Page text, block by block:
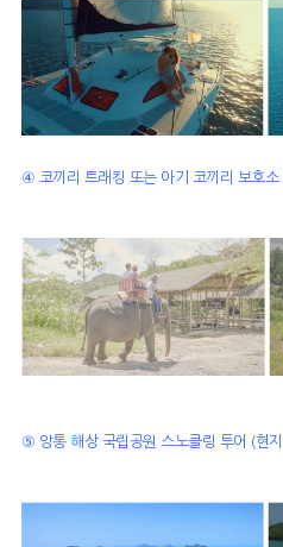
④ 코끼리 트래킹 또는 아기 코끼리 보호소
⑤ 앙통 해상 국립공원 스노클링 투어 (현